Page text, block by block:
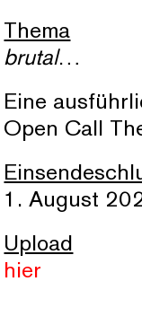
Thema
brutal…
Eine
Open Call
1. August
Upload
hier